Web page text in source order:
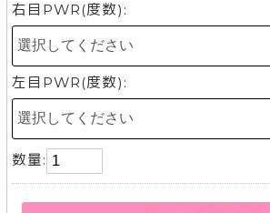
右目PWR(度数):
左目PWR(度数):
数量: